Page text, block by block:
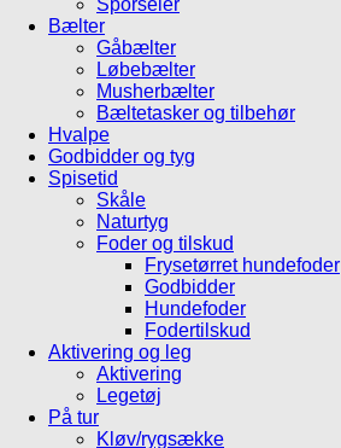
Sporseler
Bælter
Gåbælter
Løbebælter
Musherbælter
Bæltetasker og tilbehør
Hvalpe
Godbidder og tyg
Spisetid
Skåle
Naturtyg
Foder og tilskud
Frysetørret hundefoder
Godbidder
Hundefoder
Fodertilskud
Aktivering og leg
Aktivering
Legetøj
På tur
Kløv/rygsække